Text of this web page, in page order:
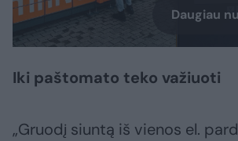
Daugiau
Iki paštomato teko važiuoti
„Gruodį siuntą iš vienos el.